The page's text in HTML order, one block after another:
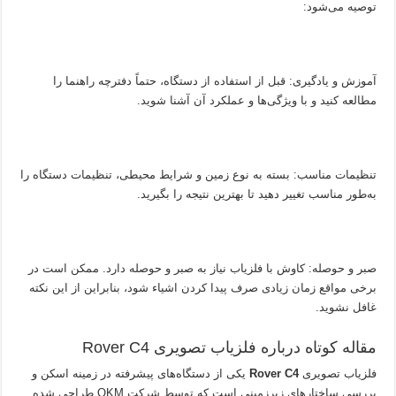
توصیه می‌شود:
آموزش و یادگیری: قبل از استفاده از دستگاه، حتماً دفترچه راهنما را
مطالعه کنید و با ویژگی‌ها و عملکرد آن آشنا شوید.
تنظیمات مناسب: بسته به نوع زمین و شرایط محیطی، تنظیمات دستگاه را
به‌طور مناسب تغییر دهید تا بهترین نتیجه را بگیرید.
صبر و حوصله: کاوش با فلزیاب نیاز به صبر و حوصله دارد. ممکن است در
برخی مواقع زمان زیادی صرف پیدا کردن اشیاء شود، بنابراین از این نکته
غافل نشوید.
مقاله کوتاه درباره فلزیاب تصویری Rover C4
فلزیاب تصویریRover C4 یکی از دستگاه‌های پیشرفته در زمینه اسکن و
بررسی ساختارهای زیرزمینی است که توسط شرکت OKM طراحی شده